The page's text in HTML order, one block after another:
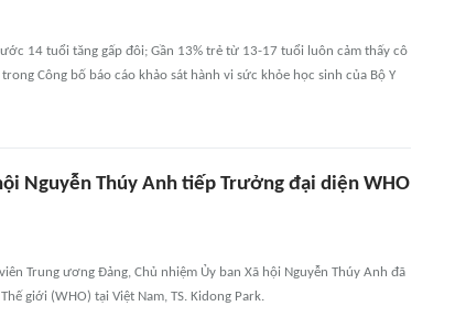
14 tuổi tăng gấp đôi; Gần 13% trẻ từ 13-17 tuổi luôn cảm thấy cô
Công bố báo cáo khảo sát hành vi sức khỏe học sinh của Bộ Y
Nguyễn Thúy Anh tiếp Trưởng đại diện WHO
Trung ương Đảng, Chủ nhiệm Ủy ban Xã hội Nguyễn Thúy Anh đã
giới (WHO) tại Việt Nam, TS. Kidong Park.